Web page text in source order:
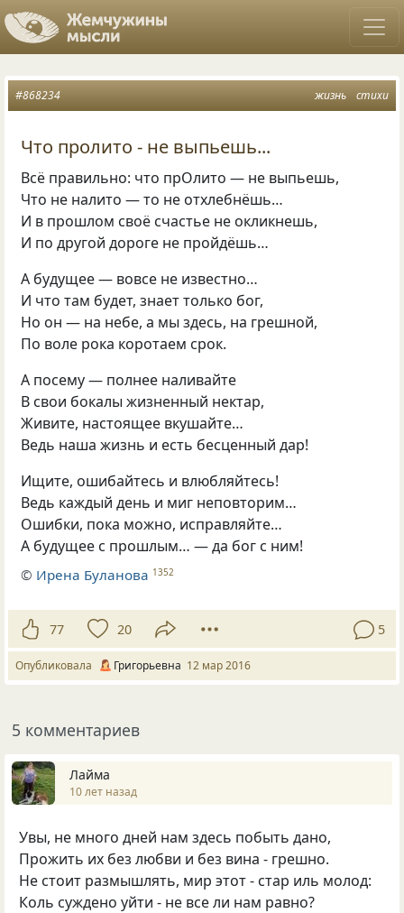
жизнь стихи
#868234
Что пролито - не выпьешь...
Всё правильно: что прОлито — не выпьешь,
Что не налито — то не отхлебнёшь…
И в прошлом своё счастье не окликнешь,
И по другой дороге не пройдёшь…
А будущее — вовсе не известно…
И что там будет, знает только бог,
Но он — на небе, а мы здесь, на грешной,
По воле рока коротаем срок.
А посему — полнее наливайте
В свои бокалы жизненный нектар,
Живите, настоящее вкушайте…
Ведь наша жизнь и есть бесценный дар!
Ищите, ошибайтесь и влюбляйтесь!
Ведь каждый день и миг неповторим…
Ошибки, пока можно, исправляйте…
А будущее с прошлым… — да бог с ним!
© Ирена Буланова 1352
77 20 5
Опубликовала Григорьевна 12 мар 2016
5 комментариев
Лайма
10 лет назад
Увы, не много дней нам здесь побыть дано,
Прожить их без любви и без вина - грешно.
Не стоит размышлять, мир этот - стар иль молод:
Коль суждено уйти - не все ли нам равно?